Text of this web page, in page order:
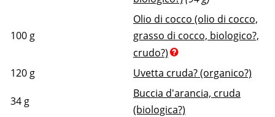
100 g
Olio di cocco (olio di cocco,
grasso di cocco, biologico?,
crudo?)
120 g Uvetta cruda? (organico?)
34 g
Buccia d'arancia, cruda
(biologica?)